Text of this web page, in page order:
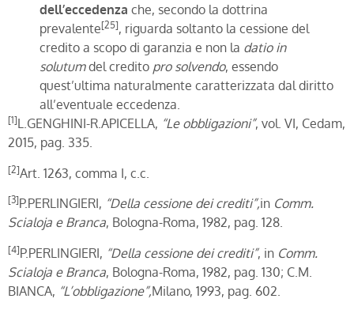
dell’eccedenza che, secondo la dottrina
prevalente[25], riguarda soltanto la cessione del
credito a scopo di garanzia e non la datio in
solutumdel credito pro solvendo, essendo
quest’ultima naturalmente caratterizzata dal diritto
all’eventuale eccedenza.
[1]L.GENGHINI-R.APICELLA, “Le obbligazioni”, vol. VI, Cedam,
2015, pag. 335.
[2]Art. 1263, comma I, c.c.
[3]P.PERLINGIERI, “Della cessione dei crediti”,in Comm.
Scialoja e Branca, Bologna-Roma, 1982, pag. 128.
[4]P.PERLINGIERI, “Della cessione dei crediti”, in Comm.
Scialoja e Branca, Bologna-Roma, 1982, pag. 130; C.M.
BIANCA, “L’obbligazione”,Milano, 1993, pag. 602.